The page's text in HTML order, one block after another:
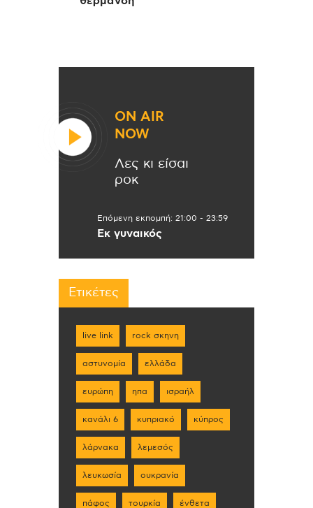
ON AIR
NOW
Λες κι είσαι
ροκ
Επόμενη εκπομπή: 21:00 - 23:59
Εκ γυναικός
Ετικέτες
live link rock σκηνη
αστυνομία ελλάδα
ευρώπη ηπα ισραήλ
κανάλι 6 κυπριακό κύπρος
λάρνακα λεμεσός
λευκωσία ουκρανία
πάφος τουρκία ένθετα